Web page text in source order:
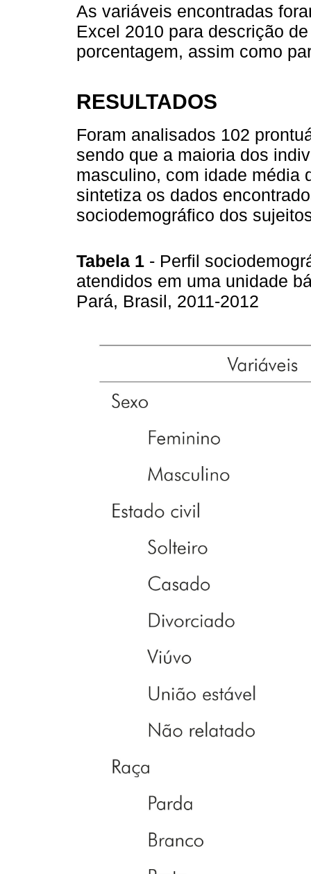
As variáveis encontradas
Excel 2010 para descrição
porcentagem, assim como
RESULTADOS
Foram analisados 102
sendo que a maioria dos
masculino, com idade média
sintetiza os dados
sociodemográfico dos
Tabela 1 - Perfil
atendidos em uma unidade
Pará, Brasil, 2011-2012